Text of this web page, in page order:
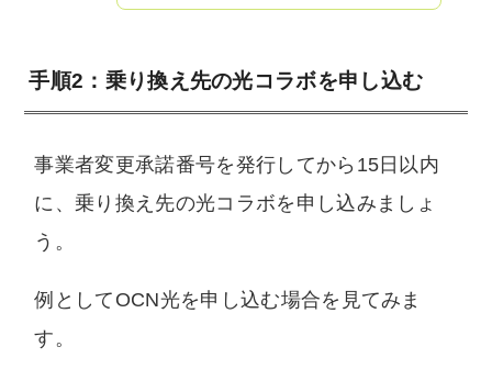
手順2：乗り換え先の光コラボを申し込む
事業者変更承諾番号を発行してから15日以内
に、乗り換え先の光コラボを申し込みましょ
う。
例としてOCN光を申し込む場合を見てみま
す。